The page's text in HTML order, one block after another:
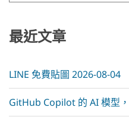
最近文章
LINE 免費貼圖 2026-08-04
GitHub Copilot 的 AI 模型